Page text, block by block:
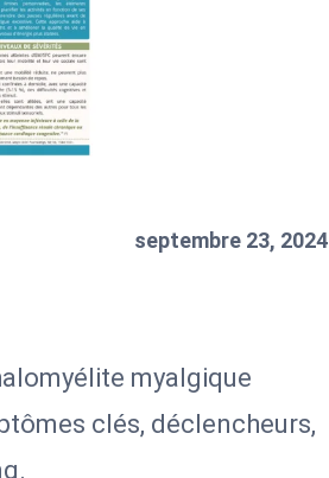
septembre 23, 2024
myalgique
clés, déclencheurs,